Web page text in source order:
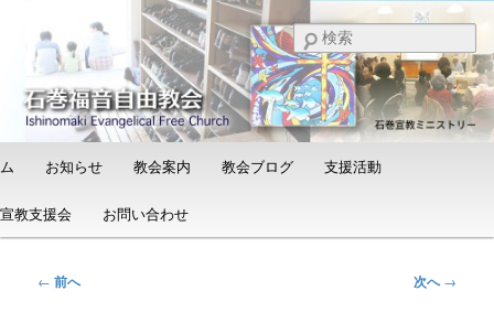
ツ
移
動
石巻福音自由教会（Ishinomaki
Evangelical Free Church）
日本福音自由教会の有志による「石巻宣教支援会」によって支えられる新し
い教会と、被災地支援活動のご紹介
索
イ
メ
ニ
お知らせ 教会案内 教会ブログ 支援活動
教支援会 お問い合わせ
投
← 前へ 次へ→